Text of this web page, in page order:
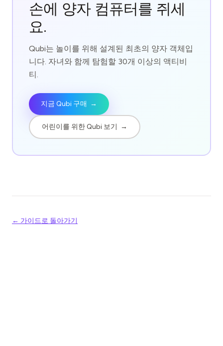
손에 양자 컴퓨터를 쥐세
요.
Qubi는 놀이를 위해 설계된 최초의 양자 객체입
니다. 자녀와 함께 탐험할 30개 이상의 액티비
티.
지금 Qubi 구매 →
어린이를 위한 Qubi 보기 →
← 가이드로 돌아가기